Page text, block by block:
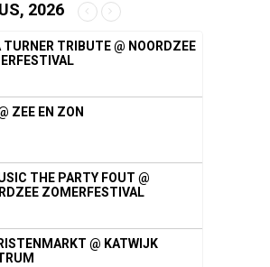
2026
TURNER TRIBUTE @ NOORDZEE
ZEE EN ZON
THE PARTY FOUT @
ZOMERFESTIVAL
@ KATWIJK